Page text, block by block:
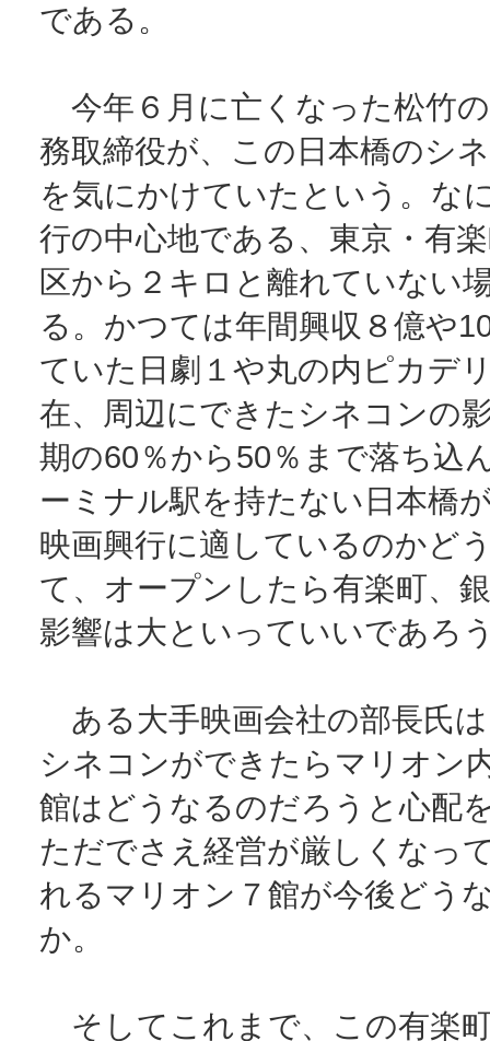
である。
今年６月に亡くなった松竹
務取締役が、この日本橋のシ
を気にかけていたという。な
行の中心地である、東京・有
区から２キロと離れていない
る。かつては年間興収８億や
ていた日劇１や丸の内ピカデ
在、周辺にできたシネコンの
期の60％から50％まで落ち込
ーミナル駅を持たない日本橋
映画興行に適しているのかど
て、オープンしたら有楽町、
影響は大といっていいであろ
ある大手映画会社の部長氏
シネコンができたらマリオン
館はどうなるのだろうと心配
ただでさえ経営が厳しくなっ
れるマリオン７館が今後どう
か。
そしてこれまで、この有楽